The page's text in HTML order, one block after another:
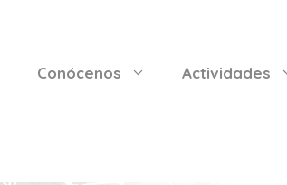
Conócenos
Actividades